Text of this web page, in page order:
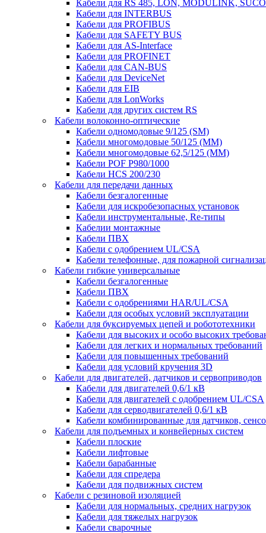
Кабели для RS 485, LON, MODULINK,
Кабели для INTERBUS
Кабели для PROFIBUS
Кабели для SAFETY BUS
Кабели для AS-Interface
Кабели для PROFINET
Кабели для CAN-BUS
Кабели для DeviceNet
Кабели для EIB
Кабели для LonWorks
Кабели для других систем RS
Кабели волоконно-оптические
Кабели одномодовые 9/125 (SM)
Кабели многомодовые 50/125 (ММ)
Кабели многомодовые 62,5/125 (ММ)
Кабели POF P980/1000
Кабели HCS 200/230
Кабели для передачи данных
Кабели безгалогенные
Кабели для искробезопасных установок
Кабели инструментальные, Re-типы
Кабелии монтажные
Кабели ПВХ
Кабели с одобрением UL/CSA
Кабели телефонные, для пожарной
Кабели гибкие универсальные
Кабели безгалогенные
Кабели ПВХ
Кабели с одобрениями HAR/UL/CSA
Кабели для особых условий эксплуатации
Кабели для буксируемых цепей и робототехники
Кабели для высоких и особо высоких
Кабели для легких и нормальных требований
Кабели для повышенных требований
Кабели для условий кручения 3D
Кабели для двигателей, датчиков и сервоприводов
Кабели для двигателей 0,6/1 кВ
Кабели для двигателей с одобрением UL/CSA
Кабели для серводвигателей 0,6/1 кВ
Кабели комбинированные для датчиков,
Кабели для подъемных и конвейерных систем
Кабели плоские
Кабели лифтовые
Кабели барабанные
Кабели для спредера
Кабели для подвижных систем
Кабели с резиновой изоляцией
Кабели для нормальных, средних нагрузок
Кабели для тяжелых нагрузок
Кабели сварочные